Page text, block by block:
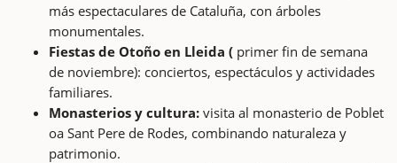
más espectaculares de Cataluña, con árboles
monumentales.
Fiestas de Otoño en Lleida ( primer fin de semana
de noviembre): conciertos, espectáculos y actividades
familiares.
Monasterios y cultura: visita al monasterio de Poblet
oa Sant Pere de Rodes, combinando naturaleza y
patrimonio.